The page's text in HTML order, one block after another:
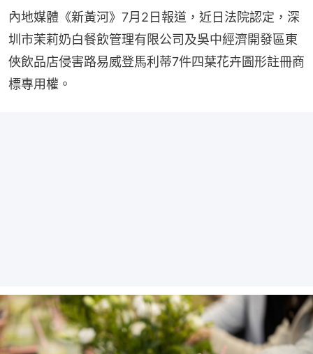
內地媒體《新黃河》7月2日報道，近日法院認定，深
圳市茉莉奶白餐飲管理有限公司及吳中經濟開發區東
俠飲品店侵害路易威登馬利蒂7件四葉花卉圖形註冊商
標專用權。